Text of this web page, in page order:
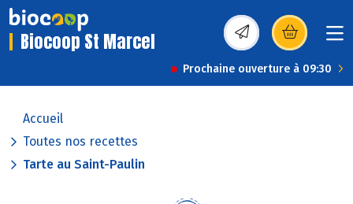
Biocoop St Marcel (s’ouvre dans une
Prochaine ouverture à 09:30
Accueil
Toutes nos recettes
Tarte au Saint-Paulin